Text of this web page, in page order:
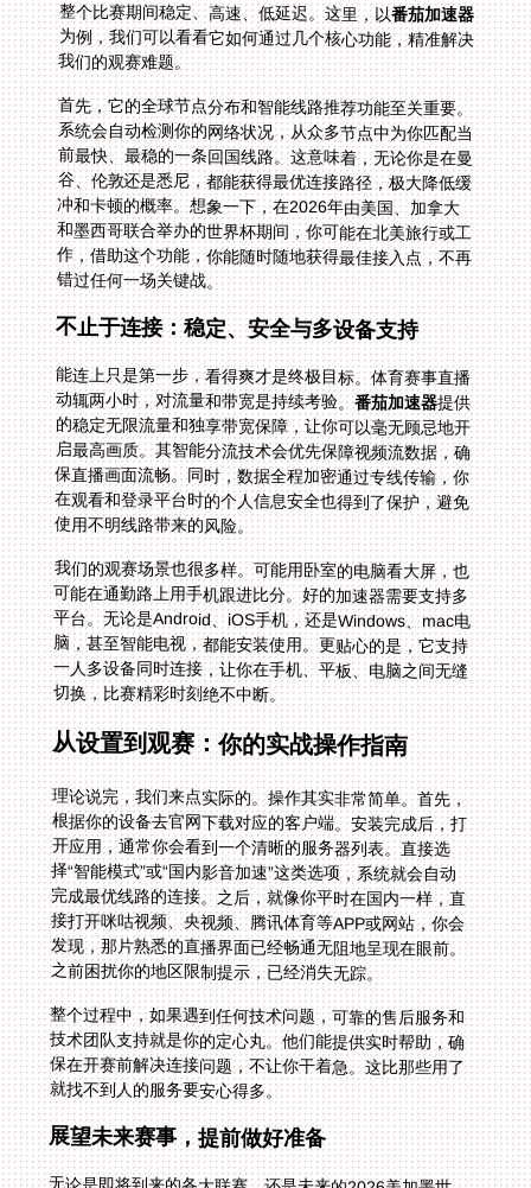
整个比赛期间稳定、高速、低延迟。这里，以番茄加速器
为例，我们可以看看它如何通过几个核心功能，精准解决
我们的观赛难题。
首先，它的全球节点分布和智能线路推荐功能至关重要。
系统会自动检测你的网络状况，从众多节点中为你匹配当
前最快、最稳的一条回国线路。这意味着，无论你是在曼
谷、伦敦还是悉尼，都能获得最优连接路径，极大降低缓
冲和卡顿的概率。想象一下，在2026年由美国、加拿大
和墨西哥联合举办的世界杯期间，你可能在北美旅行或工
作，借助这个功能，你能随时随地获得最佳接入点，不再
错过任何一场关键战。
不止于连接：稳定、安全与多设备支持
能连上只是第一步，看得爽才是终极目标。体育赛事直播
动辄两小时，对流量和带宽是持续考验。番茄加速器提供
的稳定无限流量和独享带宽保障，让你可以毫无顾忌地开
启最高画质。其智能分流技术会优先保障视频流数据，确
保直播画面流畅。同时，数据全程加密通过专线传输，你
在观看和登录平台时的个人信息安全也得到了保护，避免
使用不明线路带来的风险。
我们的观赛场景也很多样。可能用卧室的电脑看大屏，也
可能在通勤路上用手机跟进比分。好的加速器需要支持多
平台。无论是Android、iOS手机，还是Windows、mac电
脑，甚至智能电视，都能安装使用。更贴心的是，它支持
一人多设备同时连接，让你在手机、平板、电脑之间无缝
切换，比赛精彩时刻绝不中断。
从设置到观赛：你的实战操作指南
理论说完，我们来点实际的。操作其实非常简单。首先，
根据你的设备去官网下载对应的客户端。安装完成后，打
开应用，通常你会看到一个清晰的服务器列表。直接选
择“智能模式”或“国内影音加速”这类选项，系统就会自动
完成最优线路的连接。之后，就像你平时在国内一样，直
接打开咪咕视频、央视频、腾讯体育等APP或网站，你会
发现，那片熟悉的直播界面已经畅通无阻地呈现在眼前。
之前困扰你的地区限制提示，已经消失无踪。
整个过程中，如果遇到任何技术问题，可靠的售后服务和
技术团队支持就是你的定心丸。他们能提供实时帮助，确
保在开赛前解决连接问题，不让你干着急。这比那些用了
就找不到人的服务要安心得多。
展望未来赛事，提前做好准备